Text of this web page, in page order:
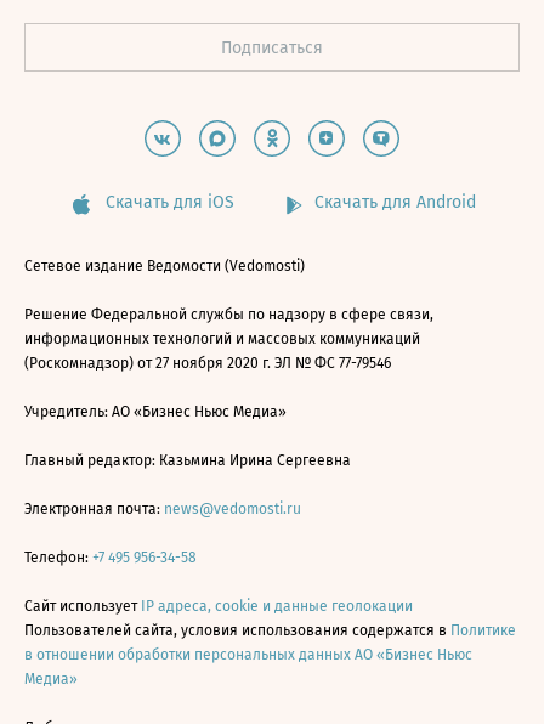
Скачать для iOS Скачать для Android
Сетевое издание Ведомости (Vedomosti)
Решение Федеральной службы по надзору в сфере связи,
информационных технологий и массовых коммуникаций
(Роскомнадзор) от 27 ноября 2020 г. ЭЛ № ФС 77-79546
Учредитель: АО «Бизнес Ньюс Медиа»
Главный редактор: Казьмина Ирина Сергеевна
Электронная почта: news@vedomosti.ru
Телефон: +7 495 956-34-58
Сайт использует IP адреса, cookie и данные геолокации
Пользователей сайта, условия использования содержатся в Политике
в отношении обработки персональных данных АО «Бизнес Ньюс
Медиа»